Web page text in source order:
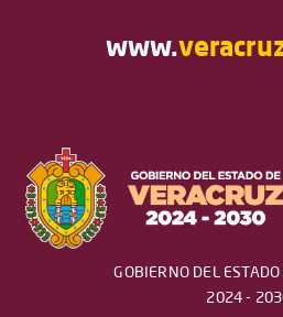
www.
GOBIERNO DEL
2024 -